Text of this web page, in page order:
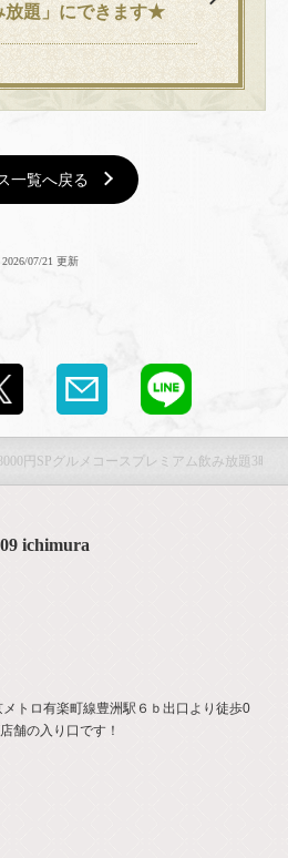
放題」にできます★
一覧へ戻る
2026/07/21 更新
円SPグルメコースプレミアム飲み放題3時
ichimura
トロ有楽町線豊洲駅６ｂ出口より徒歩0
の入り口です！